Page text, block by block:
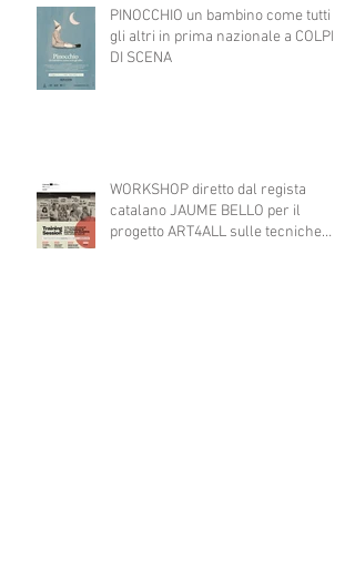
PINOCCHIO un bambino come tutti
gli altri in prima nazionale a COLPI
DI SCENA
WORKSHOP diretto dal regista
catalano JAUME BELLO per il
progetto ART4ALL sulle tecniche